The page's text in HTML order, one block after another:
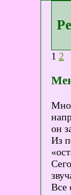
1 2
он
Из
Все